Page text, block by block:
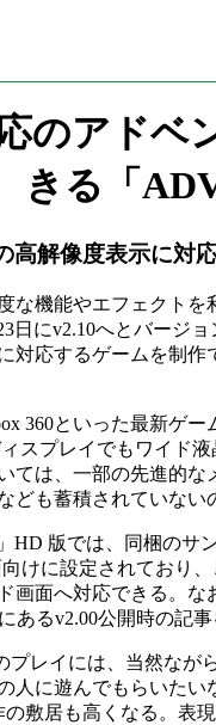
のアドベ
きる「
高解像度表示に対
機能やエフェクトを
日にv2.10へとバージ
対応するゲームを制作
360といった最新ゲー
スプレイでもワイド
ては、一部の先進的
ども蓄積されていない
版では、同梱のサ
けに設定されており
画面へ対応できる。な
るv2.00公開時の記事
レイには、当然なが
人に遊んでもらいた
敷居も高くなる。表